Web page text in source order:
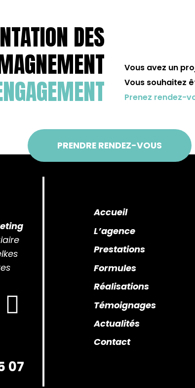
DES
Vous avez un
Vous souhaitez
Prenez rendez-
PRENDRE RENDEZ-VOUS
07
Accueil
L’agence
Prestations
Formules
Réalisations
Témoignages
Actualités
Contact